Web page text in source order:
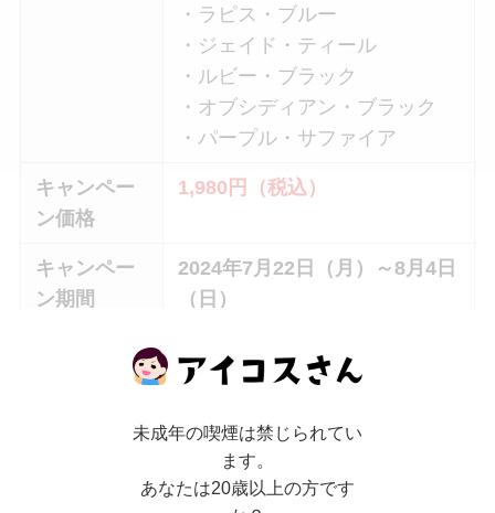
・ラピス・ブルー
・ジェイド・ティール
・ルビー・ブラック
・オブシディアン・ブラック
・パープル・サファイア
キャンペー
ン価格
1,980円（税込）
キャンペー
ン期間
2024年7月22日（月）～8月4日
（日）
割引対象店舗は下記になります。
未成年の喫煙は禁じられてい
ます。
あなたは20歳以上の方です